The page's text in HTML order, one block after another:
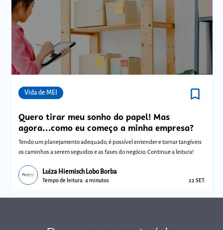
Vida de MEI bookmark_border
Quero tirar meu sonho do papel! Mas
agora...como eu começo a minha empresa?
Tendo um planejamento adequado, é possível entender e tornar tangíveis
os caminhos a serem seguidos e as fases do negócio. Continue a leitura!
Luiza Hiemisch Lobo Borba
Tempo de leitura: 4 minutos 22 SET.